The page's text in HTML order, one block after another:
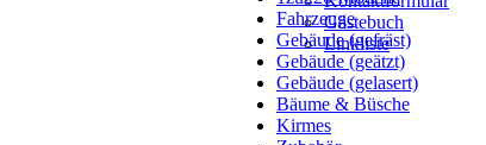
Gästebuch
Linkliste
Fahrzeuge
Gebäude (gefräst)
Gebäude (geätzt)
Gebäude (gelasert)
Bäume & Büsche
Kirmes